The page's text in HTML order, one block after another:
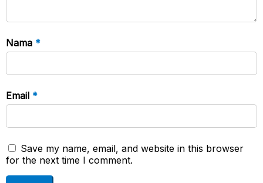
Nama *
Email *
Save my name, email, and website in this browser
for the next time I comment.